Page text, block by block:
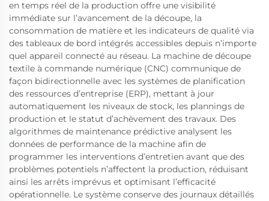
en temps réel de la production offre une visibilité
immédiate sur l’avancement de la découpe, la
consommation de matière et les indicateurs de qualité via
des tableaux de bord intégrés accessibles depuis n’importe
quel appareil connecté au réseau. La machine de découpe
textile à commande numérique (CNC) communique de
façon bidirectionnelle avec les systèmes de planification
des ressources d’entreprise (ERP), mettant à jour
automatiquement les niveaux de stock, les plannings de
production et le statut d’achèvement des travaux. Des
algorithmes de maintenance prédictive analysent les
données de performance de la machine afin de
programmer les interventions d’entretien avant que des
problèmes potentiels n’affectent la production, réduisant
ainsi les arrêts imprévus et optimisant l’efficacité
opérationnelle. Le système conserve des journaux détaillés